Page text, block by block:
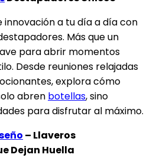
innovación a tu día a día con
Más que un
para abrir momentos
Desde reuniones relajadas
explora cómo
abren botellas, sino
para disfrutar al máximo.
– Llaveros
Dejan Huella